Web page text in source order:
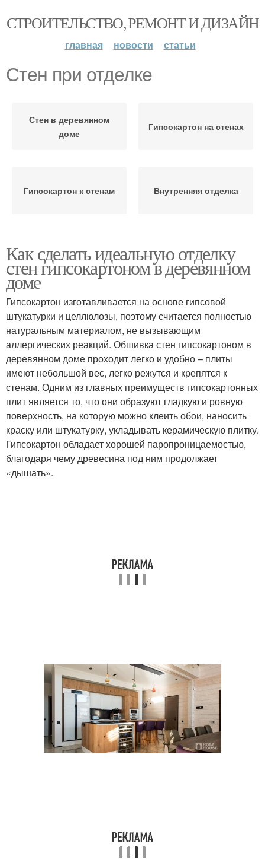
СТРОИТЕЛЬСТВО, РЕМОНТ И ДИЗАЙН
главная новости статьи
Стен при отделке
Стен в деревянном
доме
Гипсокартон на стенах
Гипсокартон к стенам Внутренняя отделка
Как сделать идеальную отделку
стен гипсокартоном в деревянном
доме
Гипсокартон изготавливается на основе гипсовой
штукатурки и целлюлозы, поэтому считается полностью
натуральным материалом, не вызывающим
аллергических реакций. Обшивка стен гипсокартоном в
деревянном доме проходит легко и удобно – плиты
имеют небольшой вес, легко режутся и крепятся к
стенам. Одним из главных преимуществ гипсокартонных
плит является то, что они образуют гладкую и ровную
поверхность, на которую можно клеить обои, наносить
краску или штукатурку, укладывать керамическую плитку.
Гипсокартон обладает хорошей паропроницаемостью,
благодаря чему древесина под ним продолжает
«дышать».